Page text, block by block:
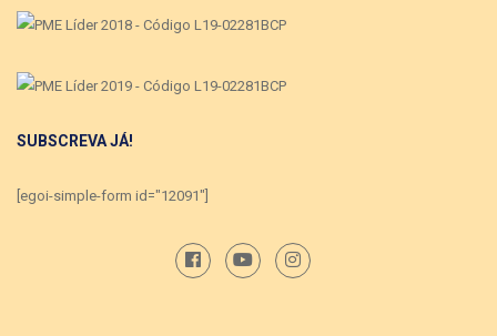
SUBSCREVA JÁ!
[egoi-simple-form id="12091"]